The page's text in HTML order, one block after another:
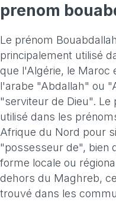
prenom
Le prénom
principalement utilisé
que l'Algérie, le Maroc
l'arabe "Abdallah" ou
"serviteur de Dieu". Le
utilisé dans les
Afrique du Nord pour
"possesseur de", bien
forme locale ou
dehors du Maghreb,
trouvé dans les